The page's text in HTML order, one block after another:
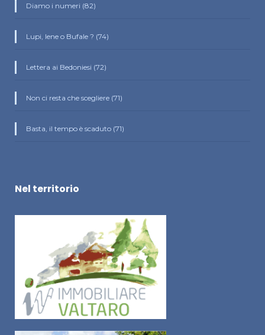
Diamo i numeri (82)
Lupi, Iene o Bufale ? (74)
Lettera ai Bedoniesi (72)
Non ci resta che scegliere (71)
Basta, il tempo è scaduto (71)
Nel territorio